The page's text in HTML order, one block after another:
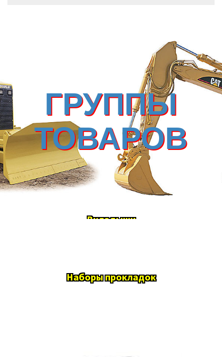
ГРУППЫ
ТОВАРОВ
Вкладыши
Наборы прокладок